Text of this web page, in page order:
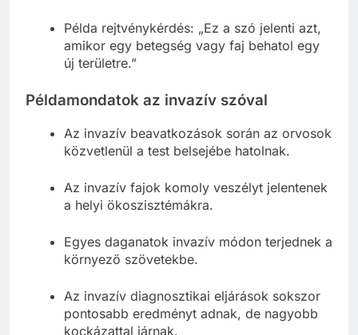
Példa rejtvénykérdés: „Ez a szó jelenti azt,
amikor egy betegség vagy faj behatol egy
új területre.”
Példamondatok az invazív szóval
Az invazív beavatkozások során az orvosok
közvetlenül a test belsejébe hatolnak.
Az invazív fajok komoly veszélyt jelentenek
a helyi ökoszisztémákra.
Egyes daganatok invazív módon terjednek a
környező szövetekbe.
Az invazív diagnosztikai eljárások sokszor
pontosabb eredményt adnak, de nagyobb
kockázattal járnak.